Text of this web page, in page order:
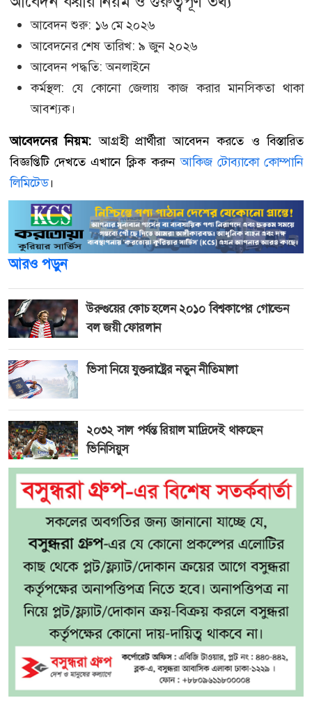
আবেদন শুরু: ১৬ মে ২০২৬
আবেদনের শেষ তারিখ: ৯ জুন ২০২৬
আবেদন পদ্ধতি: অনলাইনে
কর্মস্থল: যে কোনো জেলায় কাজ করার মানসিকতা থাকা
আবশ্যক।
আবেদনের নিয়ম: আগ্রহী প্রার্থীরা আবেদন করতে ও বিস্তারিত
বিজ্ঞপ্তিটি দেখতে এখানে ক্লিক করুনআকিজ টোব্যাকো কোম্পানি
লিমিটেড।
আরও পড়ুন
উরুগুয়ের কোচ হলেন ২০১০ বিশ্বকাপের গোল্ডেন
বল জয়ী ফোরলান
ভিসা নিয়ে যুক্তরাষ্ট্রের নতুন নীতিমালা
২০৩২ সাল পর্যন্ত রিয়াল মাদ্রিদেই থাকছেন
ভিনিসিয়ুস